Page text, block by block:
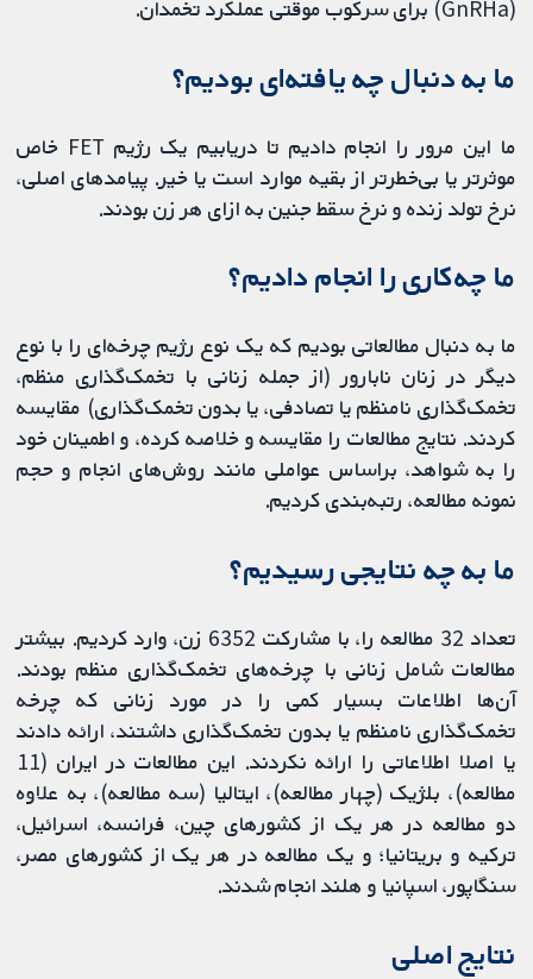
(GnRHa) برای سرکوب موقتی عملکرد تخمدان.
ما به دنبال چه یافته‌ای بودیم؟
ما این مرور را انجام دادیم تا دریابیم یک رژیم FET خاص
موثرتر یا بی‌خطرتر از بقیه موارد است یا خیر. پیامدهای اصلی،
نرخ تولد زنده و نرخ سقط جنین به ازای هر زن بودند.
ما چه‌کاری را انجام دادیم؟
ما به دنبال مطالعاتی بودیم که یک نوع رژیم چرخه‌ای را با نوع
دیگر در زنان نابارور (از جمله زنانی با تخمک‌گذاری منظم،
تخمک‌گذاری نامنظم یا تصادفی، یا بدون تخمک‌گذاری) مقایسه
کردند. نتایج مطالعات را مقایسه و خلاصه کرده، و اطمینان خود
را به شواهد، براساس عواملی مانند روش‌های انجام و حجم
نمونه مطالعه، رتبه‌بندی کردیم.
ما به چه نتایجی رسیدیم؟
تعداد 32 مطالعه را، با مشارکت 6352 زن، وارد کردیم. بیشتر
مطالعات شامل زنانی با چرخه‌های تخمک‌گذاری منظم بودند.
آن‌ها اطلاعات بسیار کمی را در مورد زنانی که چرخه
تخمک‌گذاری نامنظم یا بدون تخمک‌گذاری داشتند، ارائه دادند
یا اصلا اطلاعاتی را ارائه نکردند. این مطالعات در ایران (11
مطالعه)، بلژیک (چهار مطالعه)، ایتالیا (سه مطالعه)، به علاوه
دو مطالعه در هر یک از کشورهای چین، فرانسه، اسرائیل،
ترکیه و بریتانیا؛ و یک مطالعه در هر یک از کشورهای مصر،
سنگاپور، اسپانیا و هلند انجام شدند.
نتایج اصلی